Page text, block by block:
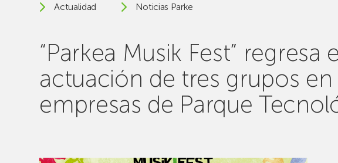
Actualidad Noticias Parke
“Parkea Musik Fest”
actuación de tres grupos
empresas de Parque